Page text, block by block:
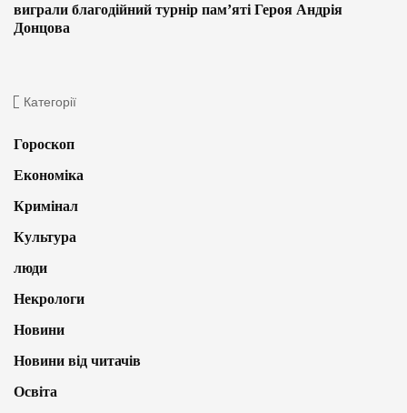
виграли благодійний турнір пам’яті Героя Андрія
Донцова
Категорії
Гороскоп
Економіка
Кримінал
Культура
люди
Некрологи
Новини
Новини від читачів
Освіта